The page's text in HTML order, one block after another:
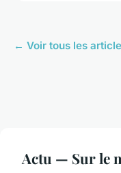
← Voir tous les
Actu — Sur le